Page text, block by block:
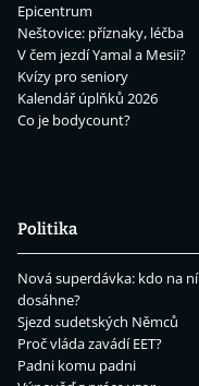
Epicentrum
Neštovice: příznaky, léčba
V čem jezdí Yamal a Mesii?
Kvízy pro seniory
Kalendář úplňků 2026
Co je bodycount?
Politika
Nová superdávka: kdo na ní
dosáhne?
Sjezd sudetských Němců
Proč vláda zavádí EET?
Padni komu padni